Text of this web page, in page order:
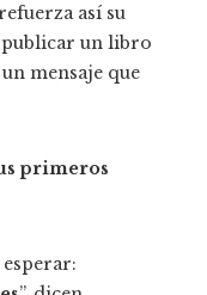
así su
publicar un libro
mensaje que
primeros